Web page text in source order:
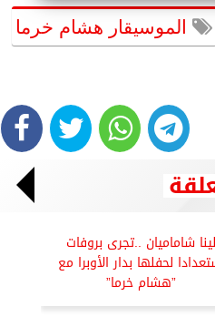
الموسيقار هشام خرما
لينا شاماميان ..تجرى بروفات
لحفلها بدار الأوبرا مع
”هشام خرما”